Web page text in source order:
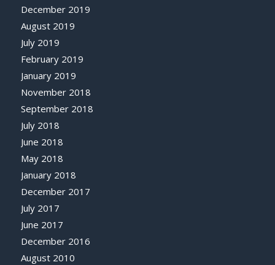
December 2019
August 2019
July 2019
February 2019
January 2019
November 2018
September 2018
July 2018
June 2018
May 2018
January 2018
December 2017
July 2017
June 2017
December 2016
August 2010